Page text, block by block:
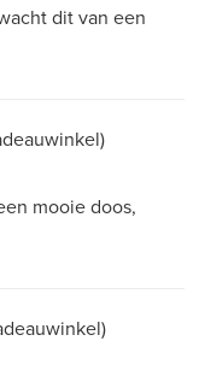
dit van een
mooie doos,